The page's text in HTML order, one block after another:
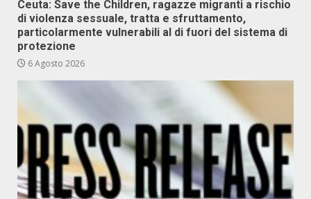
Ceuta: Save the Children, ragazze migranti a rischio
di violenza sessuale, tratta e sfruttamento,
particolarmente vulnerabili al di fuori del sistema di
protezione
6 Agosto 2026